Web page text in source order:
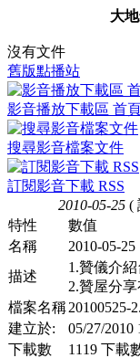
大
沒有文件
舊版點播站
影音播放下載區 首
搜尋影音檔案文件
訂閱影音下載 RSS
2010-05-25 (
特性
數值
名稱
2010-05-25
描述
1.贊儀介
2.贊屋分享
檔案名稱20100525-
建立於:
05/27/2010
下載數
1119 下載